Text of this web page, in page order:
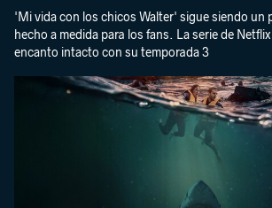
'Mi vida con los chicos Walter' sigue siendo un
hecho a medida para los fans. La serie de
encanto intacto con su temporada 3